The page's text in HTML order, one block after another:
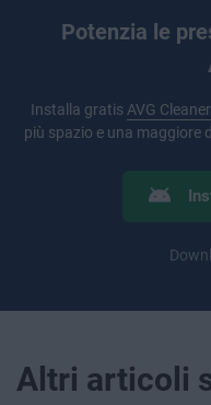
Potenzia le
Installa gratis AVG Cleaner
più spazio e una maggiore
Altri articoli